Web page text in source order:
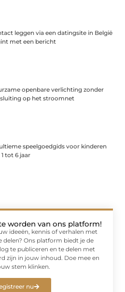
leggen via een datingsite in België
met een bericht
openbare verlichting zonder
op het stroomnet
speelgoedgids voor kinderen
tot 6 jaar
worden van ons platform!
ideeën, kennis of verhalen met
delen? Ons platform biedt je de
te publiceren en te delen met
zijn in jouw inhoud. Doe mee en
stem klinken.
nu